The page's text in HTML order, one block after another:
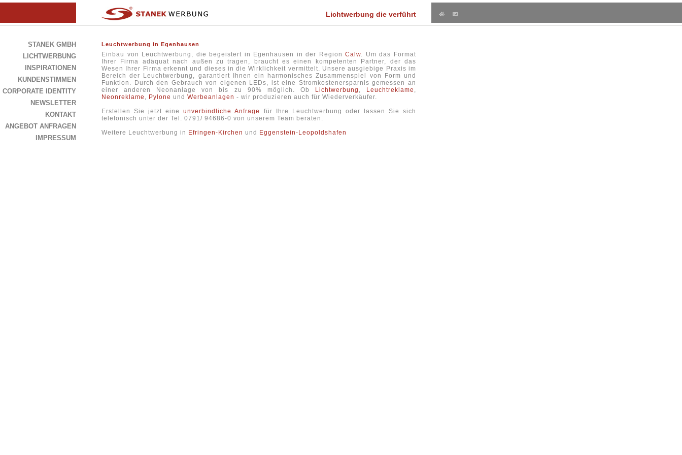
Lichtwerbung die verführt
STANEK GMBH
LICHTWERBUNG
INSPIRATIONEN
KUNDENSTIMMEN
CORPORATE IDENTITY
NEWSLETTER
KONTAKT
ANGEBOT ANFRAGEN
IMPRESSUM
Leuchtwerbung in Egenhausen
Einbau von Leuchtwerbung, die begeistert in Egenhausen in der RegionCalw. Um das Format
Ihrer Firma adäquat nach außen zu tragen, braucht es einen kompetenten Partner, der das
Wesen Ihrer Firma erkennt und dieses in die Wirklichkeit vermittelt. Unsere ausgiebige Praxis im
Bereich der Leuchtwerbung, garantiert Ihnen ein harmonisches Zusammenspiel von Form und
Funktion. Durch den Gebrauch von eigenen LEDs, ist eine Stromkostenersparnis gemessen an
einer anderen Neonanlage von bis zu 90% möglich. Ob
Lichtwerbung , Leuchtreklame ,
Neonreklame , Pylone und Werbeanlagen - wir produzieren auch für Wiederverkäufer.
Erstellen Sie jetzt eineunverbindliche Anfrage
für Ihre Leuchtwerbung oder lassen Sie sich
telefonisch unter der Tel. 0791/ 94686-0 von unserem Team beraten.
Weitere Leuchtwerbung in Efringen-Kirchen und Eggenstein-Leopoldshafen